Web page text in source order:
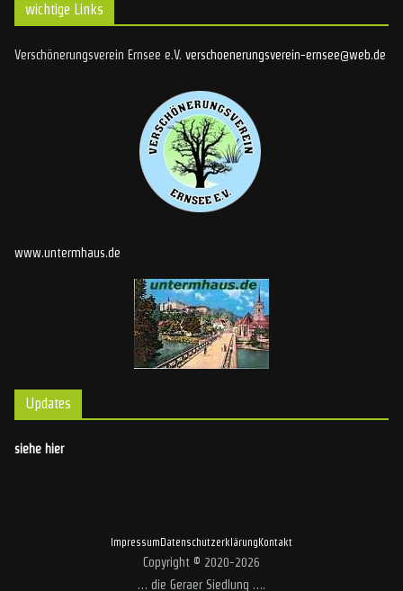
wichtige Links
Verschönerungsverein Ernsee e.V. verschoenerungsverein-ernsee@web.de
www.untermhaus.de
Updates
siehe hier
ImpressumDatenschutzerklärungKontakt
Copyright © 2020-2026
… die Geraer Siedlung ….